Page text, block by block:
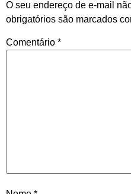
O seu endereço de e-mail
obrigatórios são marcados
Comentário *